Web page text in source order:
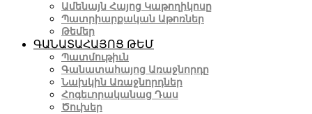
Ամենայն Հայոց Կաթողիկոսը
Պատրիարքական Աթոռներ
Թեմեր
ԳԱՆԱՏԱՀԱՅՈՑ ԹԵՄ
Պատմութիւն
Գանատահայոց Առաջնորդը
Նախկին Առաջնորդներ
Հոգեւորականաց Դաս
Ծուխեր